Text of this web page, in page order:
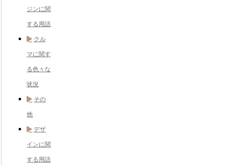
ジンに関
する用語
クル
マに関す
る色々な
状況
その
他
デザ
インに関
する用語